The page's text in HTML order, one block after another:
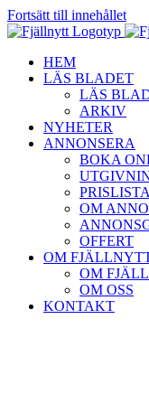
Fortsätt till innehållet
HEM
LÄS BLADET
LÄS
ARKIV
NYHETER
ANNONSERA
BOKA
PRISLISTA
OM
OFFERT
OM
OM
OM OSS
KONTAKT